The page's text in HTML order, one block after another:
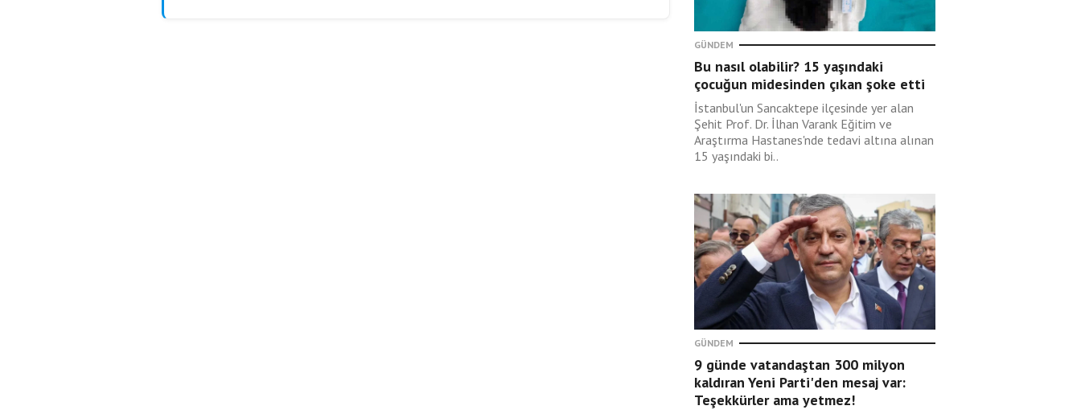
GÜNDEM
Bu nasıl olabilir? 15 yaşındaki
çocuğun midesinden çıkan şoke etti
İstanbul'un Sancaktepe ilçesinde yer alan
Şehit Prof. Dr. İlhan Varank Eğitim ve
Araştırma Hastanes'nde tedavi altına alınan
15 yaşındaki bi..
GÜNDEM
9 günde vatandaştan 300 milyon
kaldıran Yeni Parti'den mesaj var:
Teşekkürler ama yetmez!